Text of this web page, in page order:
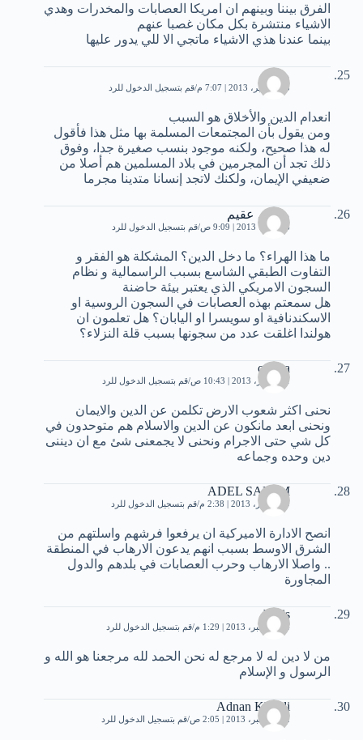
الفرق بيننا وبينهم ان امريكا العصابات والمخدرات وهدي
الاشياء منتشرة بكل مكان غصبا عنهم
بينما عندنا هذي الاشياء ماتجي الا للي يدور عليها
محمد
23 سبتمبر، 2013 | 7:07 م قم بتسجيل الدخول للرد
انعدام الدين والأخلاق هو السبب
ومن يقول بأن المجتمعات المسلمة بها مثل هذا فأقول
له هذا صحيح، ولكنه موجود بنسب صغيرة جدا، وفوق
ذلك تجد أن المجرمين في بلاد المسلمين هم أصلا من
ضعيفي الإيمان، ولكنك لاتجد إنسانا متدينا مجرما
منطق عقيم
6 أكتوبر، 2013 | 9:09 ص قم بتسجيل الدخول للرد
ما هذا الهراء؟ ما دخل الدين؟ المشكلة هو الفقر و
التفاوت الطبقي الشاسع بسبب الراسمالية و نظام
السجون الامريكي الذي يعتبر بيئة حاضنة
هل سمعتم بهذه العصابات في السجون الروسية او
الاسكندنافية او سويسرا او اليابان؟ هل تعلمون ان
هولندا اغلقت عدد من سجونها بسبب قلة النزلاء؟
osama
31 أكتوبر، 2013 | 10:43 ص قم بتسجيل الدخول للرد
نحنى اكثر شعوب الارض تكلمن عن الدين والايمان
ونحنى ابعد مانكون عن الدين والاسلام هم متوحدون في
كل شي حتى الاجرام ونحنى لا يجمعنى شئ مع ان ديننى
دين وحده وجماعه
ADEL SALEM
9 ديسمبر، 2013 | 2:38 م قم بتسجيل الدخول للرد
انصح الادارة الاميركية ان يرفعوا فرشهم واسلتهم من
الشرق الاوسط بسبب انهم يدعون الارهاب في المنطقة
.. واصلا الارهاب وحرب العصابات في بلدهم والدول
المجاورة
badis
14 ديسمبر، 2013 | 1:29 م قم بتسجيل الدخول للرد
من لا دين له لا مرجع له نحن الحمد لله مرجعنا هو الله و
الرسول و الإسلام
Adnan Khouli
22 ديسمبر، 2013 | 2:05 ص قم بتسجيل الدخول للرد